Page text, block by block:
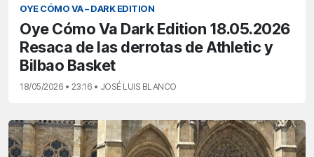
OYE CÓMO VA – DARK EDITION
Oye Cómo Va Dark Edition 18.05.2026
Resaca de las derrotas de Athletic y
Bilbao Basket
18/05/2026 • 23:16 • JOSÉ LUIS BLANCO